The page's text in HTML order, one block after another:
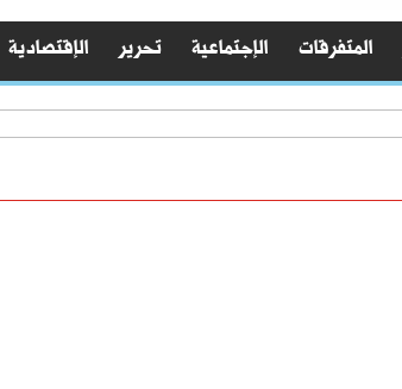
المتفرقات الإجتماعية تحرير الإقتصادية